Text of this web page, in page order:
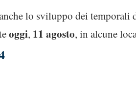
lo sviluppo dei temporali
oggi, 11 agosto, in alcune